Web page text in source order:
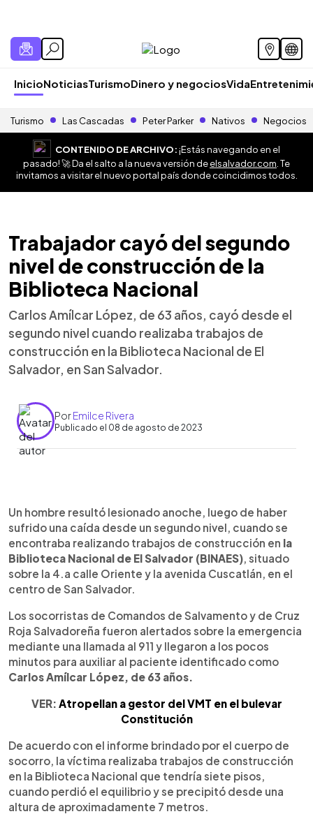
InicioNoticiasTurismoDinero y negociosVida
Turismo Las Cascadas Peter Parker Nativos Negocios
CONTENIDO DE ARCHIVO:¡Estás navegando en el
pasado! 🚀 Da el salto a la nueva versión deelsalvador.com . Te
invitamos a visitar el nuevo portal país donde coincidimos todos.
Trabajador cayó del segundo
nivel de construcción de la
Biblioteca Nacional
Carlos Amílcar López, de 63 años, cayó desde el
segundo nivel cuando realizaba trabajos de
construcción en la Biblioteca Nacional de El
Salvador, en San Salvador.
PorEmilce Rivera
Publicado el 08 de agosto de 2023
► Escuchar artículo
Un hombre resultó lesionado anoche, luego de haber
sufrido una caída desde un segundo nivel, cuando se
encontraba realizando trabajos de construcción en la
Biblioteca Nacional de El Salvador (BINAES), situado
sobre la 4.a calle Oriente y la avenida Cuscatlán, en el
centro de San Salvador.
Los socorristas de Comandos de Salvamento y de Cruz
Roja Salvadoreña fueron alertados sobre la emergencia
mediante una llamada al 911 y llegaron a los pocos
minutos para auxiliar al paciente identificado como
Carlos Amílcar López, de 63 años.
VER: Atropellan a gestor del VMT en el bulevar
Constitución
De acuerdo con el informe brindado por el cuerpo de
socorro, la víctima realizaba trabajos de construcción
en la Biblioteca Nacional que tendría siete pisos,
cuando perdió el equilibrio y se precipitó desde una
altura de aproximadamente 7 metros.